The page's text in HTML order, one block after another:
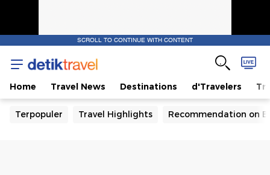
SCROLL TO CONTINUE WITH CONTENT
Home Travel News Destinations d'Travelers
Terpopuler Travel Highlights Recommendation on